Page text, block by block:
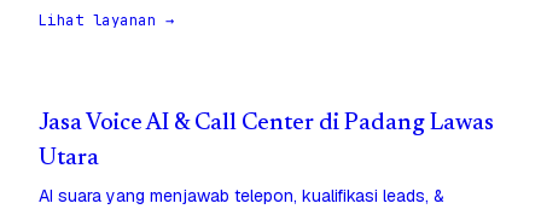
Lihat layanan →
Jasa Voice AI & Call Center di Padang Lawas
Utara
AI suara yang menjawab telepon, kualifikasi leads, &